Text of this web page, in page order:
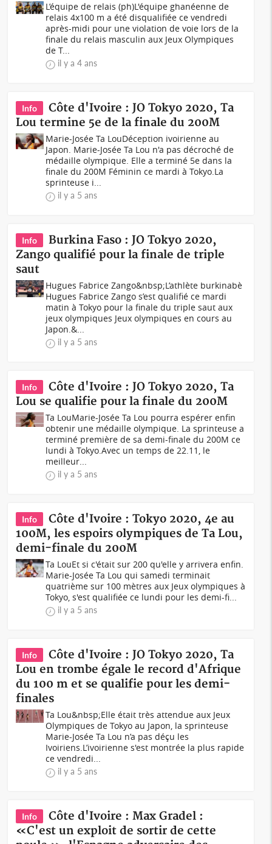
L’équipe de relais (ph)L'équipe ghanéenne de
relais 4x100 m a été disqualifiée ce vendredi
après-midi pour une violation de voie lors de la
finale du relais masculin aux Jeux Olympiques
de T...
il y a 4 ans
Info
Côte d'Ivoire : JO Tokyo 2020, Ta
Lou termine 5e de la finale du 200M
Marie-Josée Ta Lou Déception ivoirienne au
Japon. Marie-Josée Ta Lou n'a pas décroché de
médaille olympique. Elle a terminé 5e dans la
finale du 200M Féminin ce mardi à Tokyo.La
sprinteuse i...
il y a 5 ans
Info
Burkina Faso : JO Tokyo 2020,
Zango qualifié pour la finale de triple
saut
Hugues Fabrice Zango&nbsp;L’athlète burkinabè
Hugues Fabrice Zango s’est qualifié ce mardi
matin à Tokyo pour la finale du triple saut aux
jeux olympiques Jeux olympiques en cours au
Japon.&...
il y a 5 ans
Info
Côte d'Ivoire : JO Tokyo 2020, Ta
Lou se qualifie pour la finale du 200M
Ta Lou Marie-Josée Ta Lou pourra espérer enfin
obtenir une médaille olympique. La sprinteuse a
terminé première de sa demi-finale du 200M ce
lundi à Tokyo.Avec un temps de 22.11, le
meilleur...
il y a 5 ans
Info
Côte d'Ivoire : Tokyo 2020, 4e au
100M, les espoirs olympiques de Ta Lou,
demi-finale du 200M
Ta Lou Et si c'était sur 200 qu'elle y arrivera enfin.
Marie-Josée Ta Lou qui samedi terminait
quatrième sur 100 mètres aux Jeux olympiques à
Tokyo, s'est qualifiée ce lundi pour les demi-fi...
il y a 5 ans
Info
Côte d'Ivoire : JO Tokyo 2020, Ta
Lou en trombe égale le record d'Afrique
du 100 m et se qualifie pour les demi-
finales
Ta Lou&nbsp;Elle était très attendue aux Jeux
Olympiques de Tokyo au Japon, la sprinteuse
Marie-Josée Ta Lou n’a pas déçu les
Ivoiriens.L’ivoirienne s'est montrée la plus rapide
ce vendredi...
il y a 5 ans
Info
Côte d'Ivoire : Max Gradel :
«C'est un exploit de sortir de cette